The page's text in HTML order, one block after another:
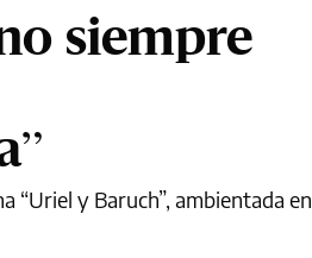
siempre
“Uriel y Baruch”, ambientada en